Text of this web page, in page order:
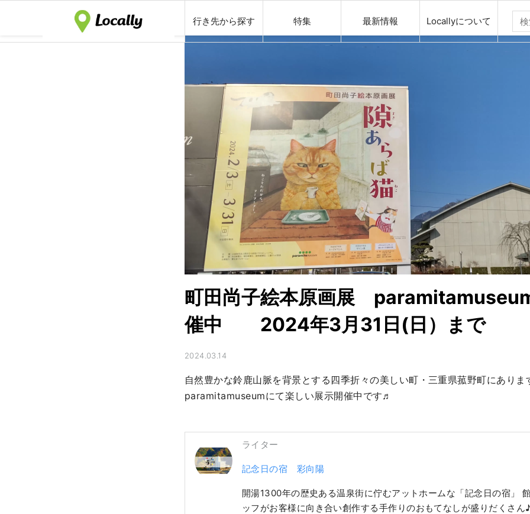
行き先から探す 特集 最新情報 Locallyについて
町田尚子絵本原画展
催中 2024年3月31日(日）まで
2024.03.14
自然豊かな鈴鹿山脈を背景とする四季折々の美しい町・三重県菰野町にありま
paramitamuseumにて楽しい展示開催中です♬
ライター
記念日の宿 彩向陽
開湯1300年の歴史ある温泉街に佇むアットホームな「記念日の宿」
ッフがお客様に向き合い創作する手作りのおもてなしが盛りだくさん